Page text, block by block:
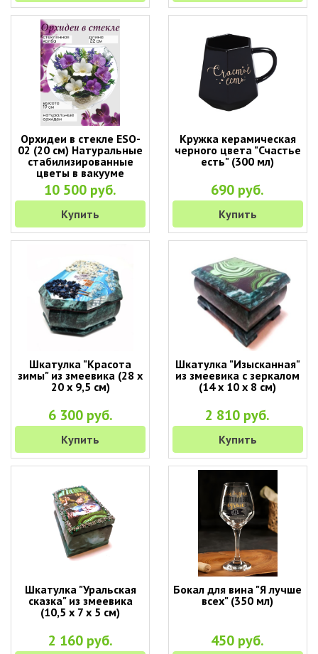
Орхидеи в стекле ESO-
02 (20 см) Натуральные
стабилизированные
цветы в вакууме
10 500 руб.
Купить
Кружка керамическая
черного цвета "Счастье
есть" (300 мл)
690 руб.
Купить
Шкатулка "Красота
зимы" из змеевика (28 х
20 х 9,5 см)
6 300 руб.
Купить
Шкатулка "Изысканная"
из змеевика с зеркалом
(14 х 10 х 8 см)
2 810 руб.
Купить
Шкатулка "Уральская
сказка" из змеевика
(10,5 х 7 х 5 см)
2 160 руб.
Бокал для вина "Я лучше
всех" (350 мл)
450 руб.